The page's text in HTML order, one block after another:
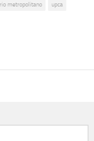
metropolitano upca